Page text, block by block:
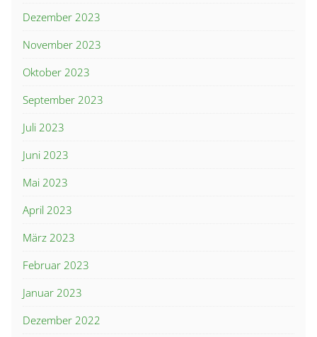
Dezember 2023
November 2023
Oktober 2023
September 2023
Juli 2023
Juni 2023
Mai 2023
April 2023
März 2023
Februar 2023
Januar 2023
Dezember 2022